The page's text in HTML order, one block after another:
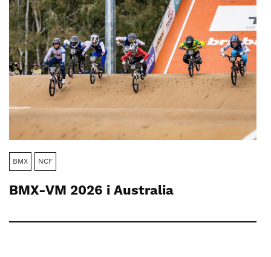
BMX NCF
BMX-VM 2026 i Australia